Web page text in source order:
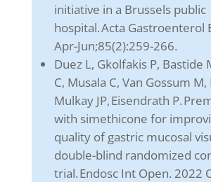
initiative in a Brussels public
hospital. Acta Gastroenterol
Apr-Jun;85(2):259-266.
Duez L, Gkolfakis P, Bastide
C, Musala C, Van Gossum
Mulkay JP, Eisendrath P.
with simethicone for
quality of gastric mucosal
double-blind randomized
trial. Endosc Int Open. 2022